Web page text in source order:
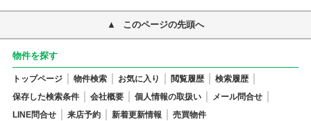
このページの先頭へ
物件を探す
トップページ 物件検索 お気に入り 閲覧履歴
検索履歴
保存した検索条件
会社概要 個人情報の取扱い
メール問合せ
LINE問合せ
来店予約 新着更新情報 売買物件